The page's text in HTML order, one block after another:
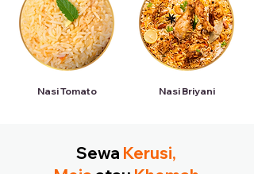
Nasi Tomato Nasi Briyani
Sewa Kerusi,